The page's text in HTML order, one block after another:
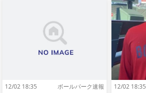
12/02 18:35 ボールパーク速報 12/02 18:35